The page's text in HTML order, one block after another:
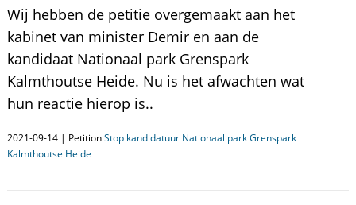
Wij hebben de petitie overgemaakt aan het
kabinet van minister Demir en aan de
kandidaat Nationaal park Grenspark
Kalmthoutse Heide. Nu is het afwachten wat
hun reactie hierop is..
2021-09-14 | PetitionStop kandidatuur Nationaal park Grenspark
Kalmthoutse Heide